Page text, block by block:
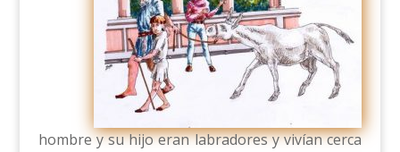
hombre y su hijo eran labradores y vivían cerca